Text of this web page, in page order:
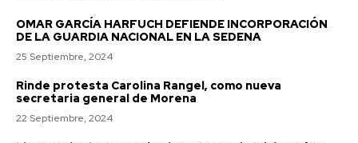
OMAR GARCÍA HARFUCH DEFIENDE INCORPORACIÓN
DE LA GUARDIA NACIONAL EN LA SEDENA
25 Septiembre, 2024
Rinde protesta Carolina Rangel, como nueva
secretaria general de Morena
22 Septiembre, 2024